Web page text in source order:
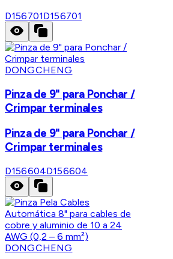
D156701D156701
DONGCHENG
Pinza de 9" para Ponchar /
Crimpar terminales
Pinza de 9" para Ponchar /
Crimpar terminales
D156604D156604
DONGCHENG